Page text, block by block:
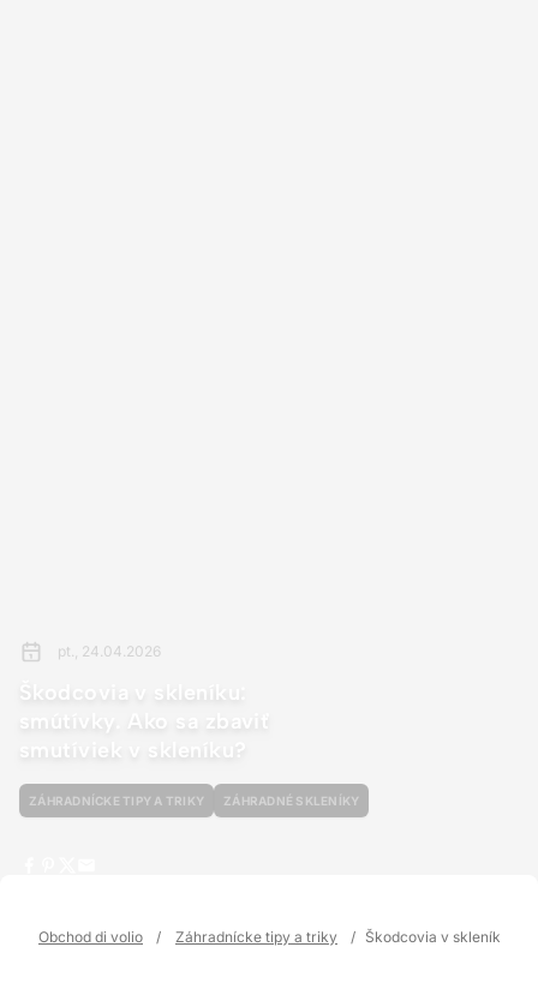
pt., 24.04.2026
Škodcovia v skleníku:
smútívky. Ako sa zbaviť
smutíviek v skleníku?
ZÁHRADNÍCKE TIPY A TRIKY ZÁHRADNÉ SKLENÍKY
Obchod di volio / Záhradnícke tipy a triky / Škodcovia v skleníku: